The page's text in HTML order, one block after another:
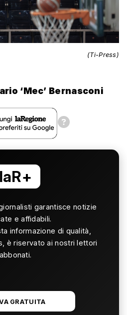
(Ti-Press)
‘Mec’ Bernasconi
laR+
garantisce notizie
e affidabili.
informazione di qualità,
è riservato ai nostri lettori
abbonati.
GRATUITA